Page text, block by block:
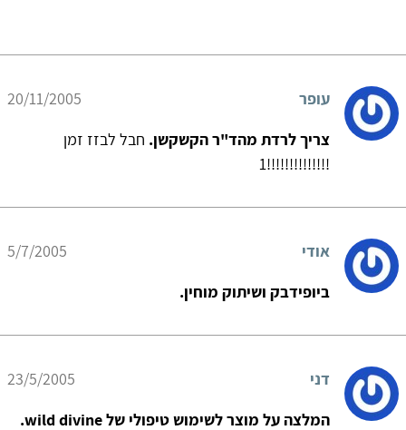
עופר
20/11/2005
צריך לרדת מהד"ר הקשקשן. חבל לבזז זמן
!!!!!!!!!!!!!!1
אודי
5/7/2005
ביופידבק ושיתוק מוחין.
דני
23/5/2005
המלצה על מוצר לשימוש טיפולי של wild divine.